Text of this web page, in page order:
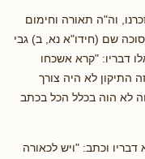
וה"ה תאורה וחימום
שם (חידו"א נא, ב) גבי
דבריו: "קרא אשכחו
התיקון לא היה צורך
לא הוה בכלל הכל בכתב
וכתב: "ויש לכאורה